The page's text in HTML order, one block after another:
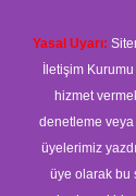
Yasal Uyarı:
İletişim
hizmet
denetleme veya
üyelerimiz
üye olarak bu